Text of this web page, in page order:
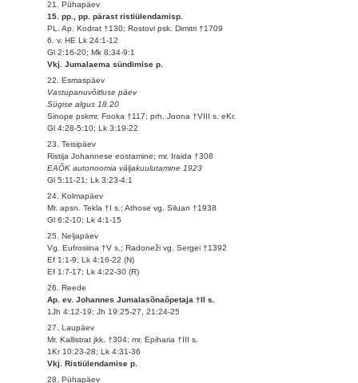
21. Pühapäev
15. pp., pp. pärast ristiülendamisp.
PL. Ap. Kodrat †130; Rostovi psk. Dimitri †1709
6. v. HE Lk 24:1-12
Gl 2:16-20; Mk 8:34-9:1
Vkj. Jumalaema sündimise p.
22. Esmaspäev
Vastupanuvõitluse päev
Sügise algus 18.20
Sinope pskmr. Fooka †117; prh. Joona †VIII s. eKr.
Gl 4:28-5:10; Lk 3:19-22
23. Teisipäev
Ristija Johannese eostamine; mr. Iraida †308
EAÕK autonoomia väljakuulutamine 1923
Gl 5:11-21; Lk 3:23-4:1
24. Kolmapäev
Mr. apsn. Tekla †I s.; Athose vg. Siluan †1938
Gl 6:2-10; Lk 4:1-15
25. Neljapäev
Vg. Eufrosiina †V s.; Radoneži vg. Sergei †1392
Ef 1:1-9; Lk 4:16-22 (N)
Ef 1:7-17; Lk 4:22-30 (R)
26. Reede
Ap. ev. Johannes Jumalasõnaõpetaja †II s.
1Jh 4:12-19; Jh 19:25-27, 21:24-25
27. Laupäev
Mr. Kallistrat jkk. †304; mr. Epiharia †III s.
1Kr 10:23-28; Lk 4:31-36
Vkj. Ristiülendamise p.
28. Pühapäev